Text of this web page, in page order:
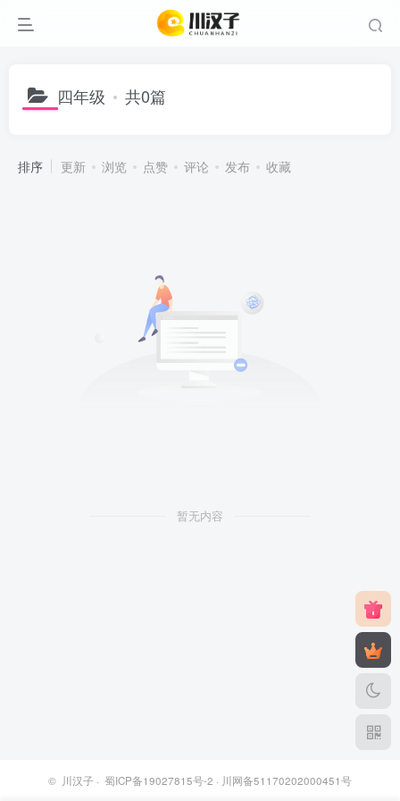
四年级 共0篇
排序 更新 浏览 点赞 评论 发布 收藏
暂无内容
© 川汉子 · 蜀ICP备19027815号-2 · 川网备51170202000451号